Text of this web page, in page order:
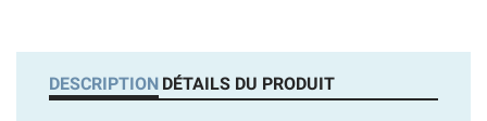
DESCRIPTION DÉTAILS DU PRODUIT